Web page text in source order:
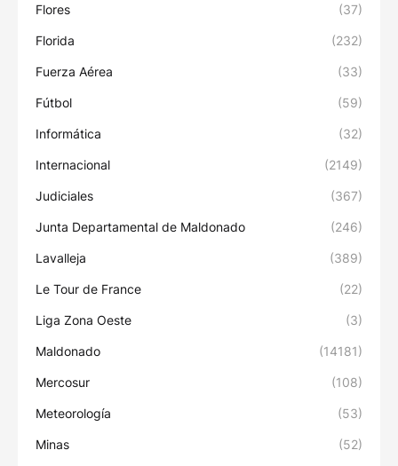
Flores (37)
Florida (232)
Fuerza Aérea (33)
Fútbol (59)
Informática (32)
Internacional (2149)
Judiciales (367)
Junta Departamental de Maldonado (246)
Lavalleja (389)
Le Tour de France (22)
Liga Zona Oeste (3)
Maldonado (14181)
Mercosur (108)
Meteorología (53)
Minas (52)